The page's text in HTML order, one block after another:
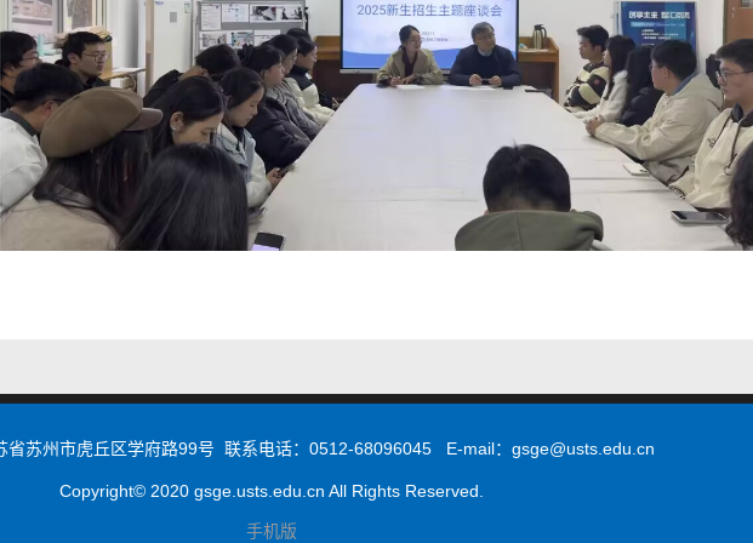
省苏州市虎丘区学府路99号 联系电话：0512-68096045 E-mail：gsge@usts.edu.cn
Copyright© 2020 gsge.usts.edu.cn All Rights Reserved.
手机版